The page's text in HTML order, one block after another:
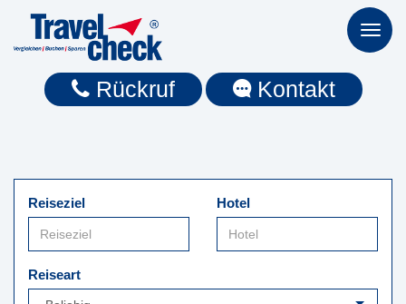
Toggle
Rückruf Kontakt
Reiseziel Hotel
Reiseart